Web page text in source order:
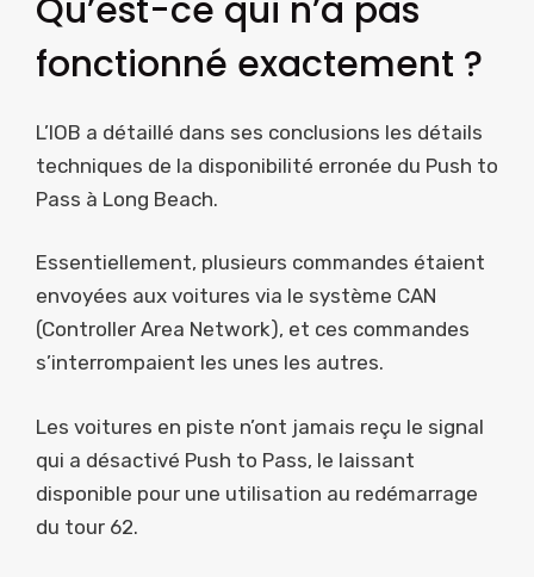
Qu’est-ce qui n’a pas
fonctionné exactement ?
L’IOB a détaillé dans ses conclusions les détails
techniques de la disponibilité erronée du Push to
Pass à Long Beach.
Essentiellement, plusieurs commandes étaient
envoyées aux voitures via le système CAN
(Controller Area Network), et ces commandes
s’interrompaient les unes les autres.
Les voitures en piste n’ont jamais reçu le signal
qui a désactivé Push to Pass, le laissant
disponible pour une utilisation au redémarrage
du tour 62.